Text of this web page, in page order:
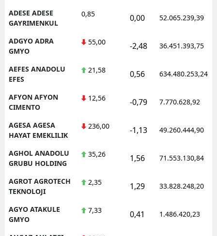
ADESE ADESE
GAYRIMENKUL
0,85 0,00 52.065.239,39
ADGYO ADRA
GMYO
55,00 -2,48 36.451.393,75
AEFES ANADOLU
EFES
21,58 0,56 634.480.253,24
AFYON AFYON
CIMENTO
12,56 -0,79 7.770.628,92
AGESA AGESA
HAYAT EMEKLILIK
236,00 -1,13 49.260.444,90
AGHOL ANADOLU
GRUBU HOLDING
35,26 1,56 71.553.130,84
AGROT AGROTECH
TEKNOLOJI
2,35 1,29 33.828.248,20
AGYO ATAKULE
GMYO
7,33 0,41 1.486.420,23